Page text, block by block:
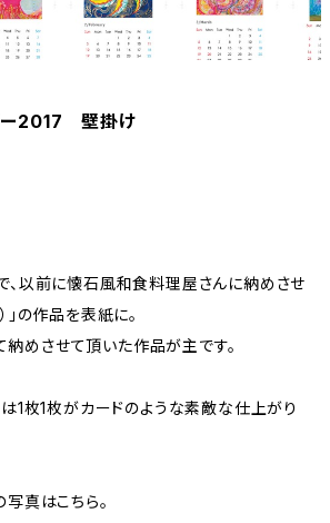
ー2017 壁掛け
、以前に懐石風和食料理屋さんに納めさせ
」の作品を表紙に。
めさせて頂いた作品が主です。
1枚1枚がカードのような素敵な仕上がり
真はこちら。